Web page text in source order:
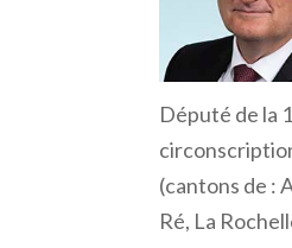
Député de la
(cantons de :
Ré, La